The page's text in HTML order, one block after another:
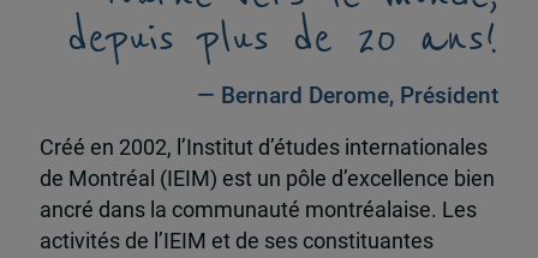
depuis plus de 20 ans!
— Bernard Derome, Président
Créé en 2002, l’Institut d’études internationales
de Montréal (IEIM) est un pôle d’excellence bien
ancré dans la communauté montréalaise. Les
activités de l’IEIM et de ses constituantes